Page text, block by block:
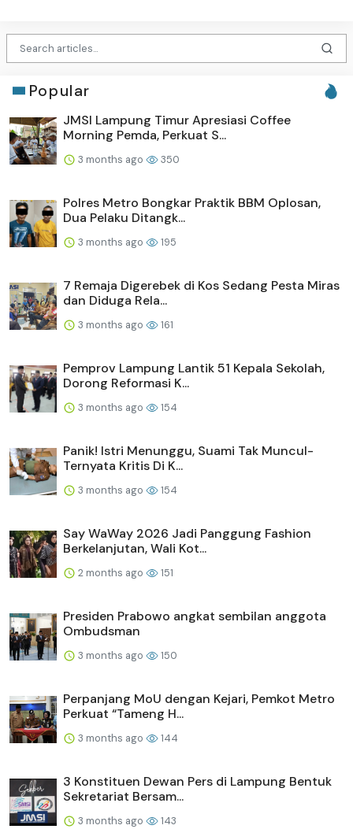
Popular
JMSI Lampung Timur Apresiasi Coffee
Morning Pemda, Perkuat S...
3 months ago 350
Polres Metro Bongkar Praktik BBM Oplosan,
Dua Pelaku Ditangk...
3 months ago 195
7 Remaja Digerebek di Kos Sedang Pesta Miras
dan Diduga Rela...
3 months ago 161
Pemprov Lampung Lantik 51 Kepala Sekolah,
Dorong Reformasi K...
3 months ago 154
Panik! Istri Menunggu, Suami Tak Muncul-
Ternyata Kritis Di K...
3 months ago 154
Say WaWay 2026 Jadi Panggung Fashion
Berkelanjutan, Wali Kot...
2 months ago 151
Presiden Prabowo angkat sembilan anggota
Ombudsman
3 months ago 150
Perpanjang MoU dengan Kejari, Pemkot Metro
Perkuat “Tameng H...
3 months ago 144
3 Konstituen Dewan Pers di Lampung Bentuk
Sekretariat Bersam...
3 months ago 143